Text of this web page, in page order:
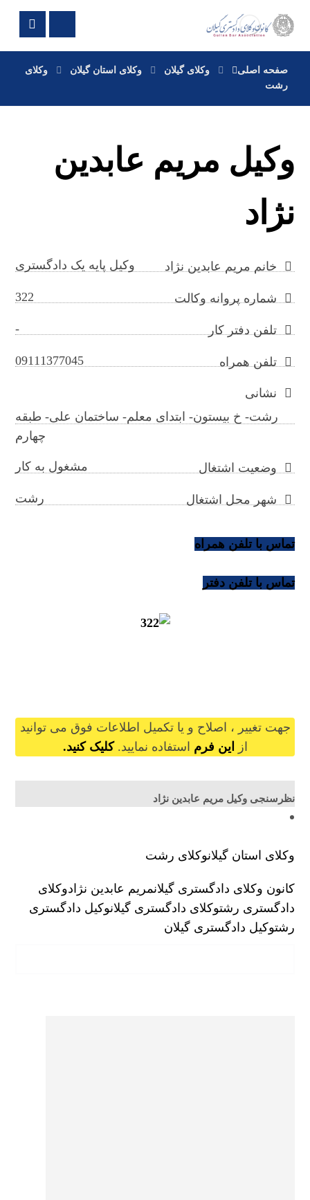
صفحه اصلی وکلای گیلان وکلای استان گیلان
وکلای
رشت
وکیل مریم عابدین
نژاد
خانم مریم عابدین نژاد وکیل پایه یک دادگستری
شماره پروانه وکالت 322
تلفن دفتر کار -
تلفن همراه 09111377045
نشانی
رشت- خ بیستون- ابتدای معلم- ساختمان علی- طبقه
چهارم
وضعیت اشتغال مشغول به کار
شهر محل اشتغال رشت
تماس با تلفن همراه
تماس با تلفن دفتر
جهت تغییر ، اصلاح و یا تکمیل اطلاعات فوق می توانید
از
این فرم استفاده نمایید. کلیک کنید.
نظرسنجی وکیل مریم عابدین نژاد
وکلای استان گیلانوکلای رشت
کانون وکلای دادگستری گیلانمریم عابدین نژادوکلای
دادگستری رشتوکلای دادگستری گیلانوکیل دادگستری
رشتوکیل دادگستری گیلان